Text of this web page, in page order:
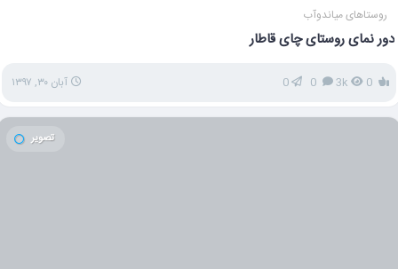
روستاهای میاندوآب
دور نمای روستای چای قاطار
3k
0 آبان ۳۰, ۱۳۹۷
تصویر